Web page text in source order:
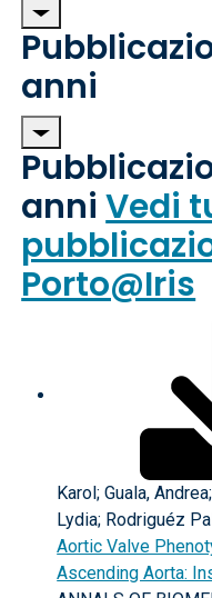
anni
anniVedi
Porto@Iris
Karol; Guala,
Lydia; Rodriguéz
Aortic Valve
Ascending Aorta: